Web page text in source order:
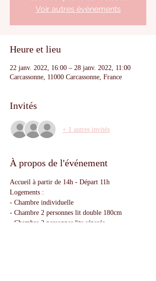
Voir autres événements
Heure et lieu
22 janv. 2022, 16:00 – 28 janv. 2022, 11:00
Carcassonne, 11000 Carcassonne, France
Invités
+ 1 autres invités
À propos de l'événement
Accueil à partir de 14h - Départ 11h
Logements :
- Chambre individuelle
- Chambre 2 personnes lit double 180cm
- Chambre 2 personnes lits séparés